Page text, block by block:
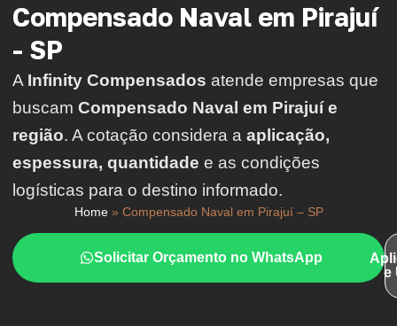
Compensado Naval em Pirajuí
- SP
A Infinity Compensados atende empresas que
buscam Compensado Naval em Pirajuí e
região. A cotação considera a aplicação,
espessura, quantidade e as condições
logísticas para o destino informado.
Home» Compensado Naval em Pirajuí – SP
Solicitar Orçamento no WhatsApp
e